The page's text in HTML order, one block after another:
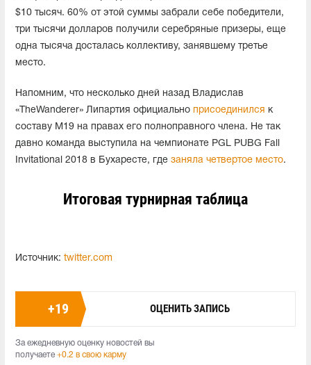
$10 тысяч. 60% от этой суммы забрали себе победители,
три тысячи долларов получили серебряные призеры, еще
одна тысяча досталась коллективу, занявшему третье
место.
Напомним, что несколько дней назад Владислав
«TheWanderer» Липартия официально присоединился к
составу M19 на правах его полноправного члена. Не так
давно команда выступила на чемпионате PGL PUBG Fall
Invitational 2018 в Бухаресте, где заняла четвертое место.
Итоговая турнирная таблица
Источник: twitter.com
+19 ОЦЕНИТЬ ЗАПИСЬ
За ежедневную оценку новостей вы
получаете +0.2 в свою карму